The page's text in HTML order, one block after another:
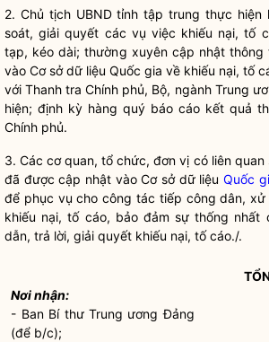
2. Chủ tịch UBND tỉnh tập trung thực hiện
soát, giải quyết các vụ việc khiếu nại, tố
tạp, kéo dài; thường xuyên cập nhật
vào Cơ sở dữ liệu Quốc gia về khiếu nại, tố
với Thanh tra Chính phủ, Bộ, ngành Trung
hiện; định kỳ hàng quý báo cáo kết quả
Chính phủ.
3. Các cơ quan, tổ chức, đơn vị có liên
đã được cập nhật vào Cơ sở dữ liệu Quốc
để phục vụ chocông tác tiếp công dân, xử
khiếu nại, tố cáo, bảo đảm sự thống nhất
dẫn, trả lời, giải quyết khiếu nại, tố cáo./.
Nơi nhận:
- Ban Bí thư Trung ương Đảng
(để b/c);